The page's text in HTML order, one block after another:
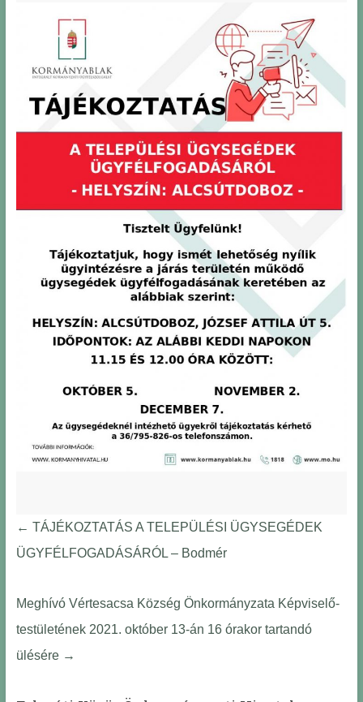
← TÁJÉKOZTATÁS A TELEPÜLÉSI ÜGYSEGÉDEK
ÜGYFÉLFOGADÁSÁRÓL – Bodmér
Meghívó Vértesacsa Község Önkormányzata Képviselő-
testületének 2021. október 13-án 16 órakor tartandó
ülésére →